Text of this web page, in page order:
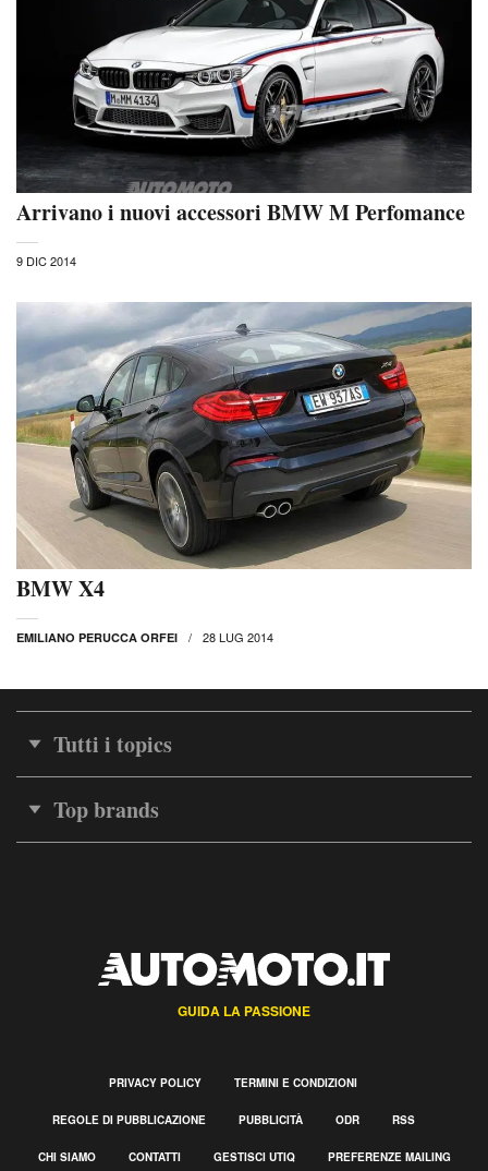
Arrivano i nuovi accessori BMW M Perfomance
9 DIC 2014
BMW X4
EMILIANO PERUCCA ORFEI 28 LUG 2014
Tutti i topics
Top brands
GUIDA LA PASSIONE
PRIVACY POLICY TERMINI E CONDIZIONI
REGOLE DI PUBBLICAZIONE PUBBLICITÀ ODR RSS
CHI SIAMO CONTATTI GESTISCI UTIQ PREFERENZE MAILING